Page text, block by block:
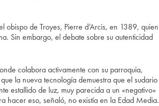
obispo de Troyes, Pierre d’Arcis, en 1389, quien
Sin embargo, el debate sobre su autenticidad
colabora activamente con su parroquia,
la nueva tecnología demuestra que el sudario
estallido de luz, muy parecida a un «negativo»
hacer eso, señaló, no existía en la Edad Media.